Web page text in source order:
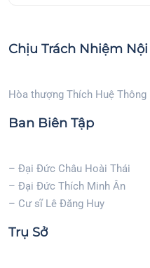
Chịu Trách Nhiệm
Hòa thượng Thích Huệ Thông
Ban Biên Tập
– Đại Đức Châu Hoài Thái
– Đại Đức Thích Minh Ân
– Cư sĩ Lê Đăng Huy
Trụ Sở